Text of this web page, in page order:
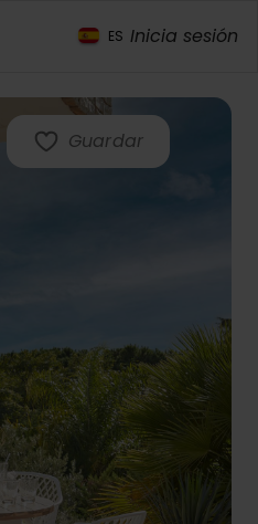
ES Inicia sesión
Guardar